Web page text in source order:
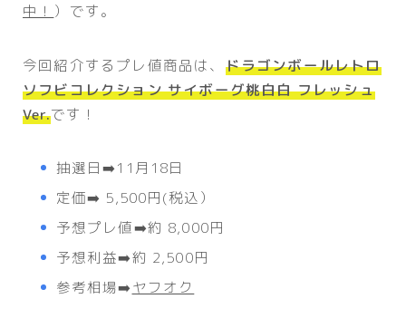
中！ ）です。
今回紹介するプレ値商品は、 ドラゴンボールレトロ
ソフビコレクション サイボーグ桃白白 フレッシュ
Ver.です！
抽選日➡️11月18日
定価➡️ 5,500円(税込）
予想プレ値➡️約 8,000円
予想利益➡️約 2,500円
参考相場➡️ヤフオク